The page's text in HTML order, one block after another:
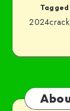
Tagged
2024crack